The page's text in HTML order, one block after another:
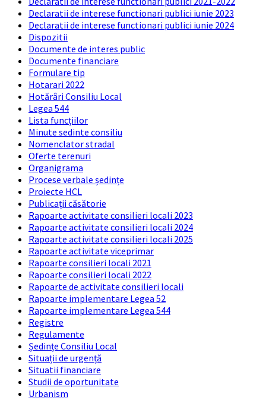
Declaratii de interese functionari publici iunie 2023
Declaratii de interese functionari publici iunie 2024
Dispozitii
Documente de interes public
Documente financiare
Formulare tip
Hotarari 2022
Hotărâri Consiliu Local
Legea 544
Lista funcțiilor
Minute sedinte consiliu
Nomenclator stradal
Oferte terenuri
Organigrama
Procese verbale ședințe
Proiecte HCL
Publicații căsătorie
Rapoarte activitate consilieri locali 2023
Rapoarte activitate consilieri locali 2024
Rapoarte activitate consilieri locali 2025
Rapoarte activitate viceprimar
Rapoarte consilieri locali 2021
Rapoarte consilieri locali 2022
Rapoarte de activitate consilieri locali
Rapoarte implementare Legea 52
Rapoarte implementare Legea 544
Registre
Regulamente
Ședințe Consiliu Local
Situații de urgență
Situatii financiare
Studii de oportunitate
Urbanism